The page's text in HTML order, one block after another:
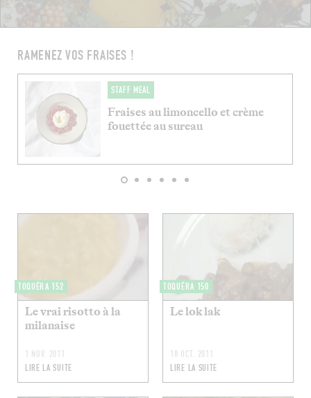
RAMENEZ VOS FRAISES !
STAFF MEAL
Fraises au limoncello et crème
fouettée au sureau
TOQUÉRA 152
Le vrai risotto à la
milanaise
1 NOV. 2011
LIRE LA SUITE
TOQUÉRA 150
Le lok lak
18 OCT. 2011
LIRE LA SUITE